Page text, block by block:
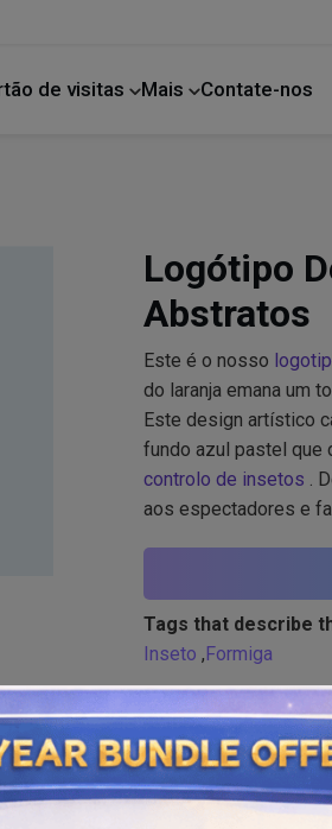
de visitas Mais Contate-nos
Logótipo
Abstratos
Este é o nosso
do laranja emana um
Este design artístico
fundo azul pastel que
controlo de insetos .
aos espectadores e
Tags that describe
Inseto ,Formiga
Similar logos